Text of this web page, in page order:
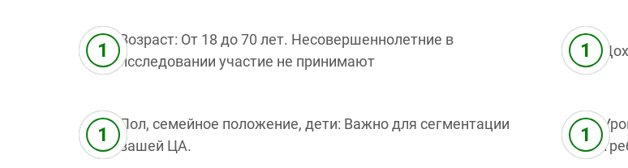
Возраст: От 18 до 70 лет. Несовершеннолетние в
исследовании участие не принимают
Пол, семейное положение, дети: Важно для сегментации
вашей ЦА.